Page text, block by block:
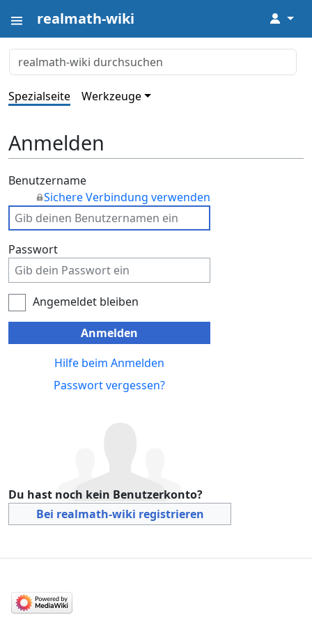
realmath-wiki ↓
Spezialseite Werkzeuge
Anmelden
Benutzername
Sichere Verbindung verwenden
Passwort
Angemeldet bleiben
Anmelden
Hilfe beim Anmelden
Passwort vergessen?
Du hast noch kein Benutzerkonto?
Bei realmath-wiki registrieren